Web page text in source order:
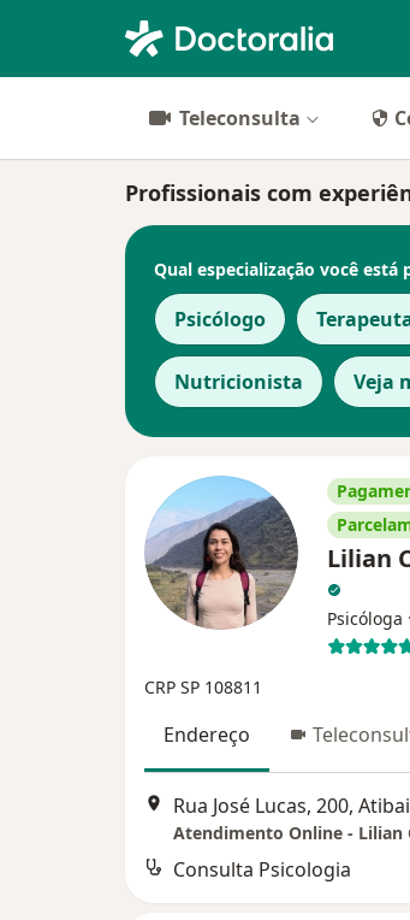
Teleconsulta
Profissionais com
Qual especialização você está
Psicólogo
Nutricionista Veja
Lilian
Psicóloga ·
CRP SP 108811
Endereço
Rua José Lucas, 200,
Atendimento Online - Lilian
Consulta Psicologia